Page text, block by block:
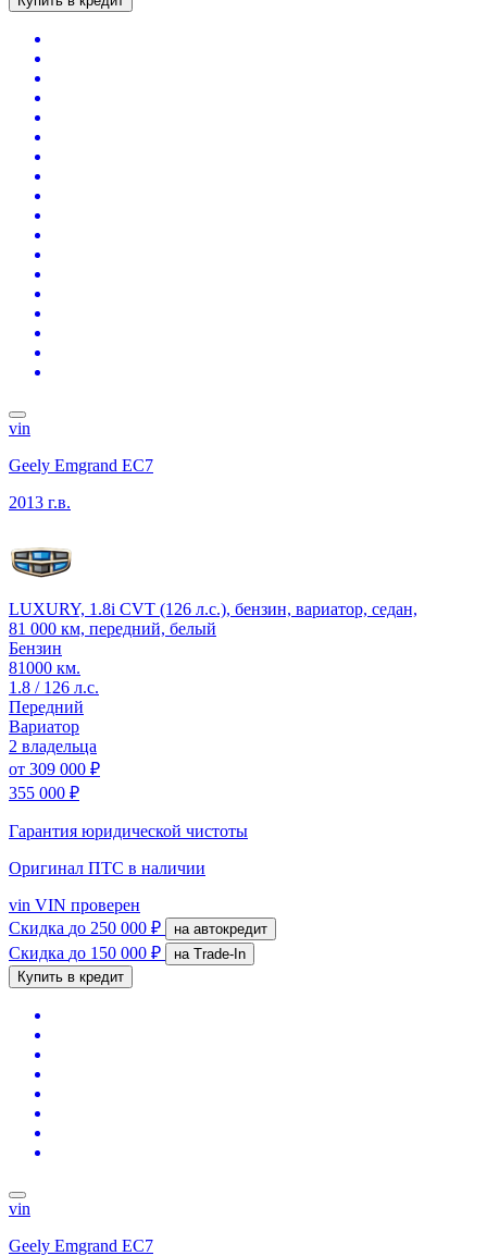
vin
Geely Emgrand EC7
2013 г.в.
LUXURY, 1.8i CVT (126 л.с.), бензин, вариатор, седан,
81 000 км, передний, белый
Бензин
81000 км.
1.8 / 126 л.с.
Передний
Вариатор
2 владельца
от 309 000 ₽
355 000 ₽
Гарантия юридической чистоты
Оригинал ПТС в наличии
vin VIN проверен
Скидка до 250 000 ₽ на автокредит
Скидка до 150 000 ₽
на Trade-In
Купить в кредит
vin
Geely Emgrand EC7